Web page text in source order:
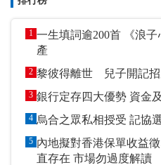
1 一生填詞逾200首 《浪子心聲》《Monica》成永恒遺
產
2 黎彼得離世 兒子開記招
3 銀行定存四
4 烏合之眾私
5 內地擬對香港保單收益
直存在 市場勿過度解讀